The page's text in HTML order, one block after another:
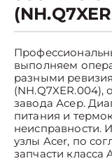
выполняем
разными
завода Асер.
питания и
неисправности.
узлы Acer, по
запчасти класса